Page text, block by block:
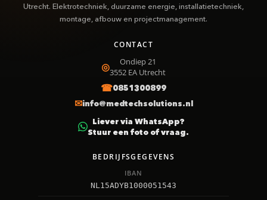
Utrecht. Elektrotechniek, duurzame energie, installatietechniek,
montage, afbouw en projectmanagement.
CONTACT
Ondiep 21
3552 EA Utrecht
0851300899
info@medtechsolutions.nl
Liever via WhatsApp?
Stuur een foto of vraag.
BEDRIJFSGEGEVENS
IBAN
NL15ADYB1000051543